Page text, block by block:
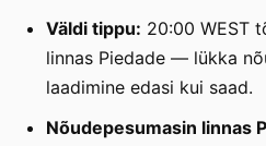
Väldi tippu: 20:00 WEST
linnas Piedade — lükka
laadimine edasi kui saad.
Nõudepesumasin linnas